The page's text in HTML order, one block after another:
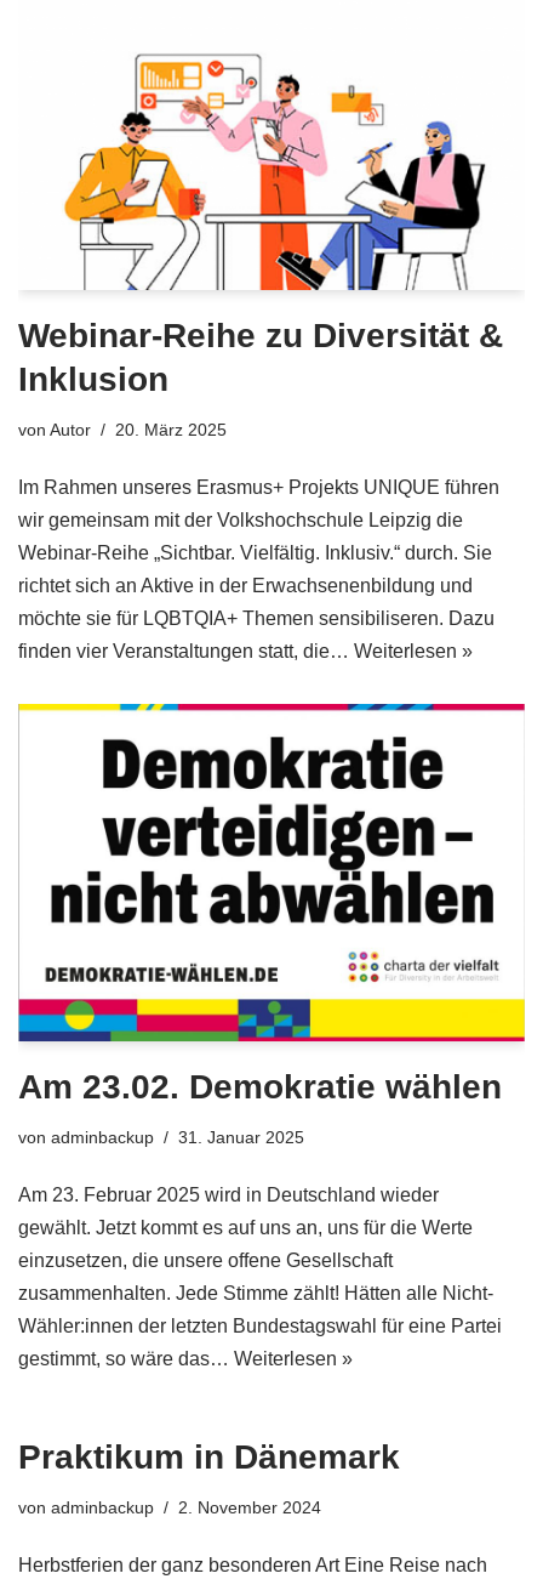
Webinar-Reihe zu Diversität &
Inklusion
von Autor 20. März 2025
Im Rahmen unseres Erasmus+ Projekts UNIQUE führen
wir gemeinsam mit der Volkshochschule Leipzig die
Webinar-Reihe „Sichtbar. Vielfältig. Inklusiv.“ durch. Sie
richtet sich an Aktive in der Erwachsenenbildung und
möchte sie für LQBTQIA+ Themen sensibiliseren. Dazu
finden vier Veranstaltungen statt, die… Weiterlesen »
Am 23.02. Demokratie wählen
von adminbackup 31. Januar 2025
Am 23. Februar 2025 wird in Deutschland wieder
gewählt. Jetzt kommt es auf uns an, uns für die Werte
einzusetzen, die unsere offene Gesellschaft
zusammenhalten. Jede Stimme zählt! Hätten alle Nicht-
Wähler:innen der letzten Bundestagswahl für eine Partei
gestimmt, so wäre das… Weiterlesen »
Praktikum in Dänemark
von adminbackup 2. November 2024
Herbstferien der ganz besonderen Art Eine Reise nach